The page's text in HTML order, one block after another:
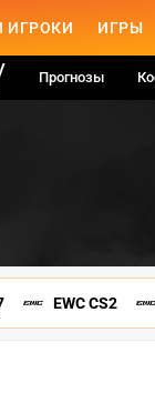
ИГРОКИ ИГРЫ
Прогнозы
EWC CS2